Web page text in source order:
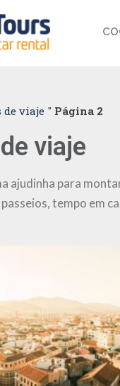
de viaje " Página 2
viaje
ajudinha para
tempo em